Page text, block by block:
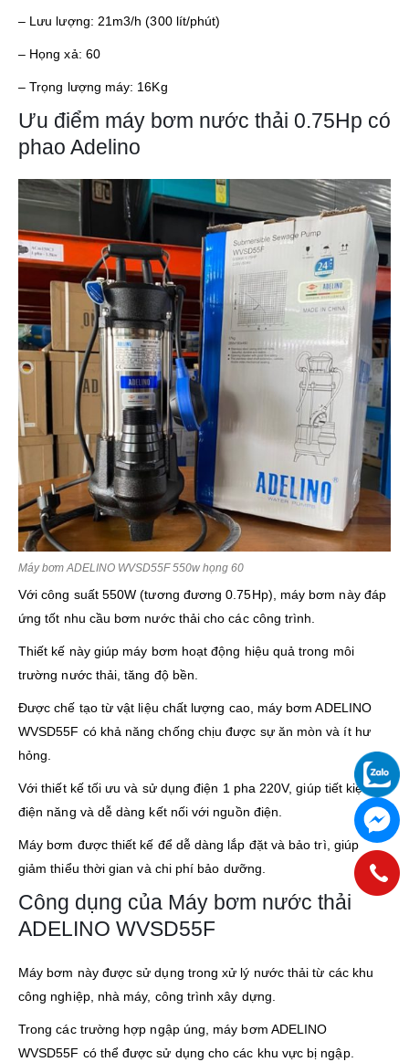
– Lưu lượng: 21m3/h (300 lít/phút)
– Họng xả: 60
– Trọng lượng máy: 16Kg
Ưu điểm máy bơm nước thải 0.75Hp có
phao Adelino
Máy bơm ADELINO WVSD55F 550w họng 60
Với công suất 550W (tương đương 0.75Hp), máy bơm này đáp
ứng tốt nhu cầu bơm nước thải cho các công trình.
Thiết kế này giúp máy bơm hoạt động hiệu quả trong môi
trường nước thải, tăng độ bền.
Được chế tạo từ vật liệu chất lượng cao, máy bơm ADELINO
WVSD55F có khả năng chống chịu được sự ăn mòn và ít hư
hỏng.
Với thiết kế tối ưu và sử dụng điện 1 pha 220V, giúp tiết kiệm
điện năng và dễ dàng kết nối với nguồn điện.
Máy bơm được thiết kế để dễ dàng lắp đặt và bảo trì, giúp
giảm thiểu thời gian và chi phí bảo dưỡng.
Công dụng của Máy bơm nước thải
ADELINO WVSD55F
Máy bơm này được sử dụng trong xử lý nước thải từ các khu
công nghiệp, nhà máy, công trình xây dựng.
Trong các trường hợp ngập úng, máy bơm ADELINO
WVSD55F có thể được sử dụng cho các khu vực bị ngập.